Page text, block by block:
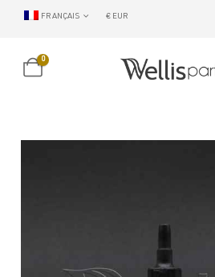
FRANÇAIS € EUR
0